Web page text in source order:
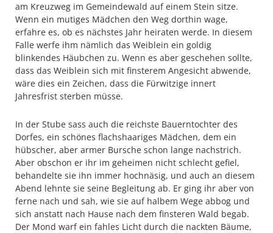
am Kreuzweg im Gemeindewald auf einem Stein sitze.
Wenn ein mutiges Mädchen den Weg dorthin wage,
erfahre es, ob es nächstes Jahr heiraten werde. In diesem
Falle werfe ihm nämlich das Weiblein ein goldig
blinkendes Häubchen zu. Wenn es aber geschehen sollte,
dass das Weiblein sich mit finsterem Angesicht abwende,
wäre dies ein Zeichen, dass die Fürwitzige innert
Jahresfrist sterben müsse.
In der Stube sass auch die reichste Bauerntochter des
Dorfes, ein schönes flachshaariges Mädchen, dem ein
hübscher, aber armer Bursche schon lange nachstrich.
Aber obschon er ihr im geheimen nicht schlecht gefiel,
behandelte sie ihn immer hochnäsig, und auch an diesem
Abend lehnte sie seine Begleitung ab. Er ging ihr aber von
ferne nach und sah, wie sie auf halbem Wege abbog und
sich anstatt nach Hause nach dem finsteren Wald begab.
Der Mond warf ein fahles Licht durch die nackten Bäume,